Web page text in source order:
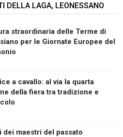
DELLA LAGA, LEONESSANO
straordinaria delle Terme di
per le Giornate Europee del
a cavallo: al via la quarta
della fiera tra tradizione e
dei maestri del passato